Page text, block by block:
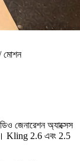
মোশন
জেনারেশন অ্যাক্সেস
Kling 2.6 এবং 2.5